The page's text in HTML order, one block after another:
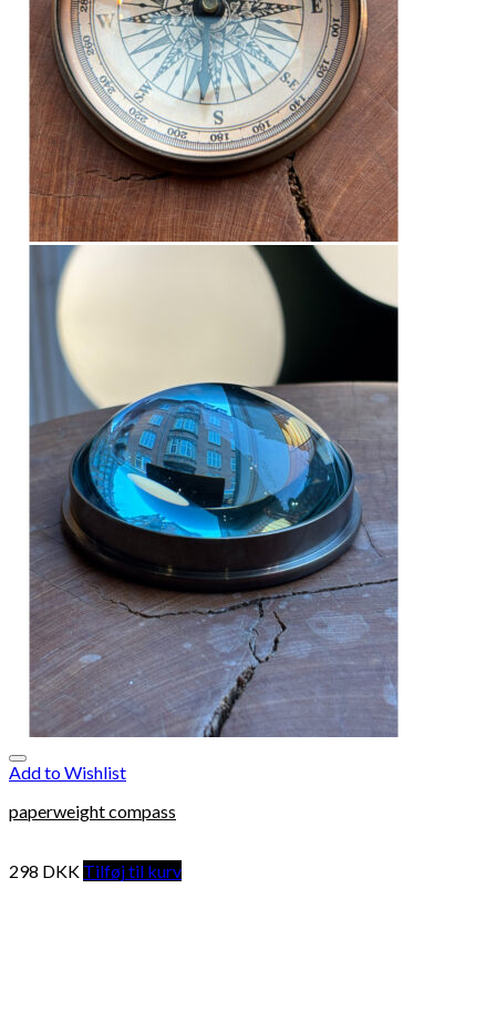
Add to Wishlist
paperweight compass
298 DKK Tilføj til kurv